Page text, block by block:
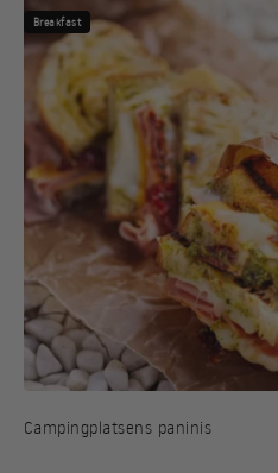
Breakfast
Campingplatsens paninis